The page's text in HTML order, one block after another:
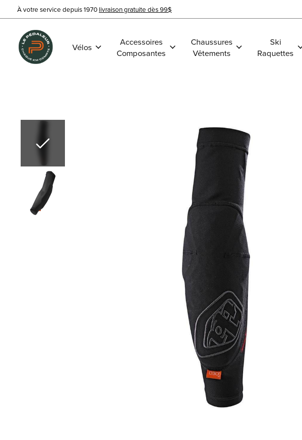
À votre service depuis 1970 livraison gratuite dès 99$
Vélos
Accessoires
Composantes
Chaussures
Vêtements
Ski
Raquettes